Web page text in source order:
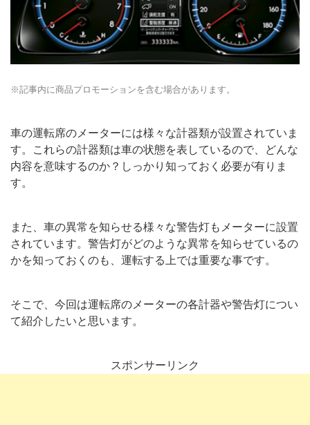
※記事内に商品プロモーションを含む場合があります。
車の運転席のメーターには様々な計器類が設置されていま
す。これらの計器類は車の状態を表しているので、どんな
内容を意味するのか？しっかり知っておく必要が有りま
す。
また、車の異常を知らせる様々な警告灯もメーターに設置
されています。警告灯がどのような異常を知らせているの
かを知っておくのも、運転する上では重要な事です。
そこで、今回は運転席のメーターの各計器や警告灯につい
て紹介したいと思います。
スポンサーリンク